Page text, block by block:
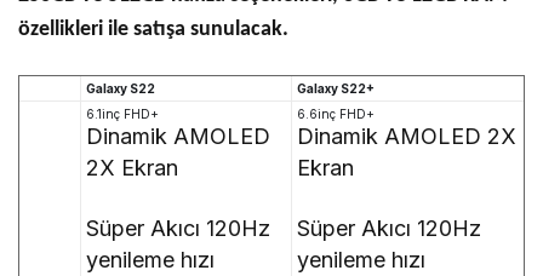
özellikleri ile satışa sunulacak.
Galaxy S22 Galaxy S22+
6.1inç FHD+
Dinamik AMOLED
2X Ekran
Süper Akıcı 120Hz
yenileme hızı
6.6inç FHD+
Dinamik AMOLED 2X
Ekran
Süper Akıcı 120Hz
yenileme hızı